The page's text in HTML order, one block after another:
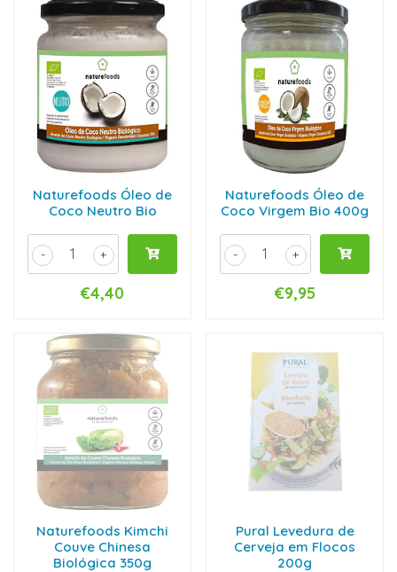
Naturefoods Óleo de
Coco Neutro Bio
+
-
€4,40
Naturefoods Óleo de
Coco Virgem Bio 400g
+
-
€9,95
Naturefoods Kimchi
Couve Chinesa
Biológica 350g
Pural Levedura de
Cerveja em Flocos
200g